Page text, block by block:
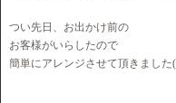
つい先日、お出かけ前の
お客様がいらしたので
簡単にアレンジさせて頂きまし